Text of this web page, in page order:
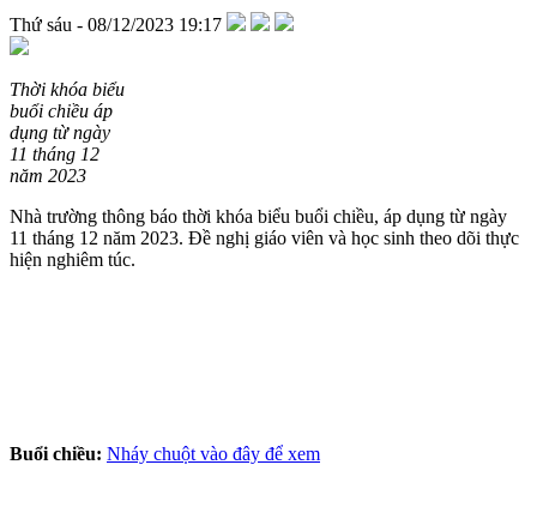
Thứ sáu - 08/12/2023 19:17
Thời khóa biểu
buổi chiều áp
dụng từ ngày
11 tháng 12
năm 2023
Nhà trường thông báo thời khóa biểu buổi chiều, áp dụng từ ngày
11 tháng 12 năm 2023. Đề nghị giáo viên và học sinh theo dõi thực
hiện nghiêm túc.
Buổi chiều: Nháy chuột vào đây để xem